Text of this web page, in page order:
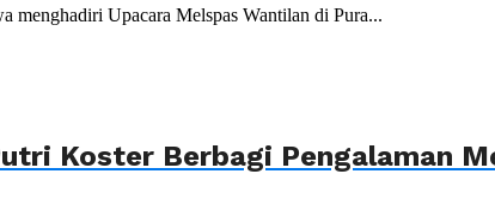
menghadiri Upacara Melspas Wantilan di Pura...
Koster Berbagi Pengalaman